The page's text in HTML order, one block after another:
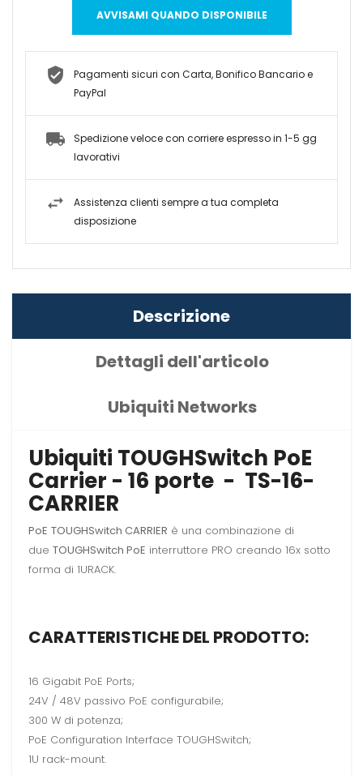
AVVISAMI QUANDO DISPONIBILE
Pagamenti sicuri con Carta, Bonifico Bancario e
PayPal
Spedizione veloce con corriere espresso in 1-5 gg
lavorativi
Assistenza clienti sempre a tua completa
disposizione
Descrizione
Dettagli dell'articolo
Ubiquiti Networks
Ubiquiti TOUGHSwitch PoE
Carrier - 16 porte - TS-16-
CARRIER
PoE TOUGHSwitch CARRIER è una combinazione di
due TOUGHSwitch PoE interruttore PRO creando 16x sotto
forma di 1URACK.
CARATTERISTICHE DEL PRODOTTO:
16 Gigabit PoE Ports;
24V / 48V passivo PoE configurabile;
300 W di potenza;
PoE Configuration Interface TOUGHSwitch;
1U rack-mount.